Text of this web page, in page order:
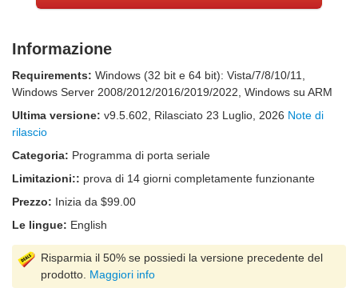
Informazione
Requirements: Windows (32 bit e 64 bit): Vista/7/8/10/11,
Windows Server 2008/2012/2016/2019/2022, Windows su ARM
Ultima versione: v9.5.602 , Rilasciato 23 Luglio, 2026 Note di
rilascio
Categoria: Programma di porta seriale
Limitazioni:: prova di 14 giorni completamente funzionante
Prezzo: Inizia da $99.00
Le lingue: English
Risparmia il 50% se possiedi la versione precedente del
prodotto. Maggiori info